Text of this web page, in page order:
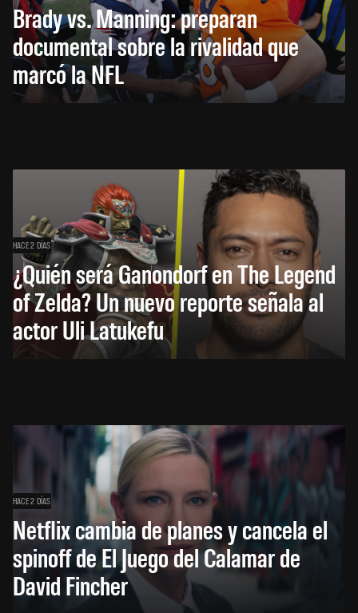
Brady vs. Manning: preparan
documental sobre la rivalidad que
marcó la NFL
HACE 2 DÍAS
¿Quién será Ganondorf en The Legend
of Zelda? Un nuevo reporte señala al
actor Uli Latukefu
HACE 2 DÍAS
Netflix cambia de planes y cancela el
spinoff de El Juego del Calamar de
David Fincher